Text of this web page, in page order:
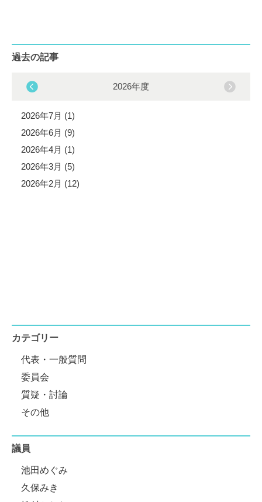
過去の記事
2026年度
2026年7月 (1)
2026年6月 (9)
2026年4月 (1)
2026年3月 (5)
2026年2月 (12)
カテゴリー
代表・一般質問
委員会
質疑・討論
その他
議員
池田めぐみ
久保みき